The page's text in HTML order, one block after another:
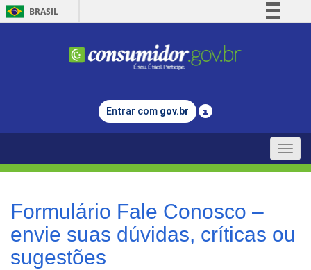
BRASIL
Comunica BR
Legislação
Entrar com gov.br
Toggle
Formulário Fale Conosco –
envie suas dúvidas, críticas ou
sugestões